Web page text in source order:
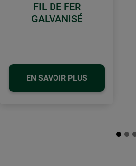
FIL DE FER
GALVANISÉ
EN SAVOIR PLUS